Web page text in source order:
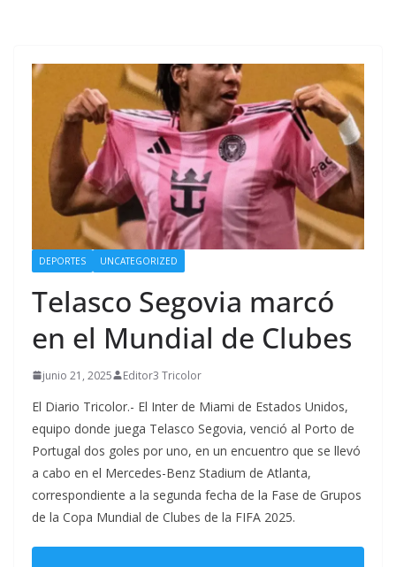
DEPORTES UNCATEGORIZED
Telasco Segovia marcó
en el Mundial de Clubes
junio 21, 2025 Editor3 Tricolor
El Diario Tricolor.- El Inter de Miami de Estados Unidos,
equipo donde juega Telasco Segovia, venció al Porto de
Portugal dos goles por uno, en un encuentro que se llevó
a cabo en el Mercedes-Benz Stadium de Atlanta,
correspondiente a la segunda fecha de la Fase de Grupos
de la Copa Mundial de Clubes de la FIFA 2025.